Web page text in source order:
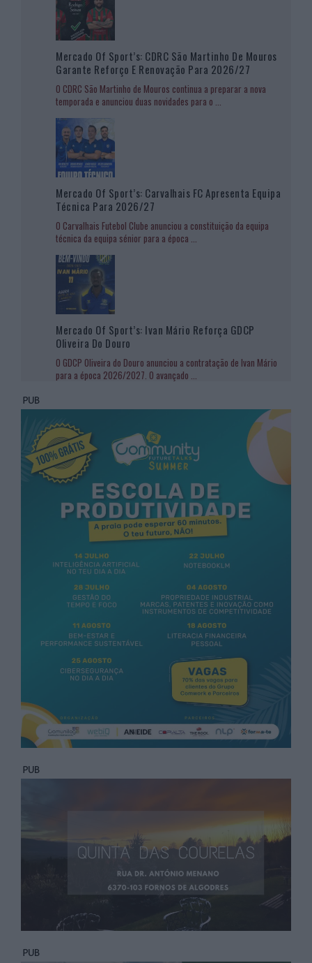
Mercado Of Sport’s: CDRC São Martinho De Mouros
Garante Reforço E Renovação Para 2026/27
O CDRC São Martinho de Mouros continua a preparar a nova
temporada e anunciou duas novidades para o
Mercado Of Sport’s: Carvalhais FC Apresenta Equipa
Técnica Para 2026/27
O Carvalhais Futebol Clube anunciou a constituição da equipa
técnica da equipa sénior para a época
Mercado Of Sport’s: Ivan Mário Reforça GDCP
Oliveira Do Douro
O GDCP Oliveira do Douro anunciou a contratação de Ivan Mário
para a época 2026/2027. O avançado